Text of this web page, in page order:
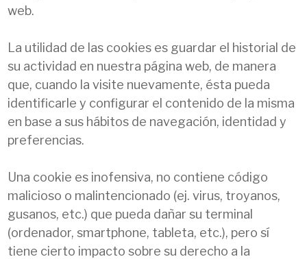
web.
La utilidad de las cookies es guardar el historial de
su actividad en nuestra página web, de manera
que, cuando la visite nuevamente, ésta pueda
identificarle y configurar el contenido de la misma
en base a sus hábitos de navegación, identidad y
preferencias.
Una cookie es inofensiva, no contiene código
malicioso o malintencionado (ej. virus, troyanos,
gusanos, etc.) que pueda dañar su terminal
(ordenador, smartphone, tableta, etc.), pero sí
tiene cierto impacto sobre su derecho a la